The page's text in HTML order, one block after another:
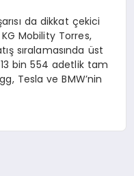
da dikkat çekici
Mobility Torres,
sıralamasında üst
13 bin 554 adetlik tam
Tesla ve BMW’nin